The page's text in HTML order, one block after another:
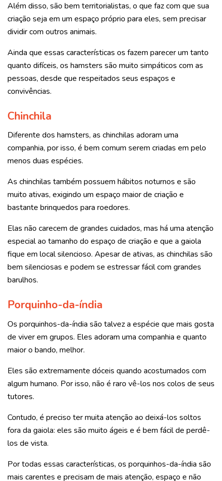
Além disso, são bem territorialistas, o que faz com que sua
criação seja em um espaço próprio para eles, sem precisar
dividir com outros animais.
Ainda que essas características os fazem parecer um tanto
quanto difíceis, os hamsters são muito simpáticos com as
pessoas, desde que respeitados seus espaços e
convivências.
Chinchila
Diferente dos hamsters, as chinchilas adoram uma
companhia, por isso, é bem comum serem criadas em pelo
menos duas espécies.
As chinchilas também possuem hábitos noturnos e são
muito ativas, exigindo um espaço maior de criação e
bastante brinquedos para roedores.
Elas não carecem de grandes cuidados, mas há uma atenção
especial ao tamanho do espaço de criação e que a gaiola
fique em local silencioso. Apesar de ativas, as chinchilas são
bem silenciosas e podem se estressar fácil com grandes
barulhos.
Porquinho-da-índia
Os porquinhos-da-índia são talvez a espécie que mais gosta
de viver em grupos. Eles adoram uma companhia e quanto
maior o bando, melhor.
Eles são extremamente dóceis quando acostumados com
algum humano. Por isso, não é raro vê-los nos colos de seus
tutores.
Contudo, é preciso ter muita atenção ao deixá-los soltos
fora da gaiola: eles são muito ágeis e é bem fácil de perdê-
los de vista.
Por todas essas características, os porquinhos-da-índia são
mais carentes e precisam de mais atenção, espaço e não